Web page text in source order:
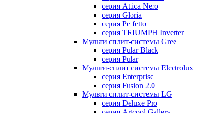
серия Attica Nero
серия Gloria
серия Perfetto
серия TRIUMPH Inverter
Мульти сплит-системы Gree
серия Pular Black
серия Pular
Мульти-сплит системы Electrolux
серия Enterprise
серия Fusion 2.0
Мульти сплит-системы LG
серия Deluxe Pro